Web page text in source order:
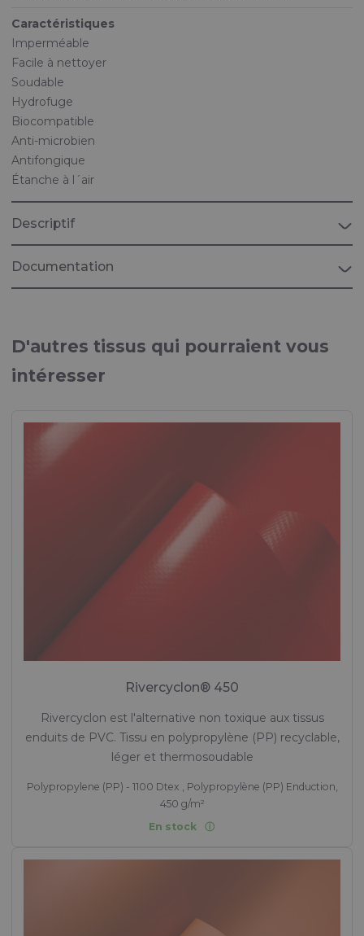
Caractéristiques
Imperméable
Facile à nettoyer
Soudable
Hydrofuge
Biocompatible
Anti-microbien
Antifongique
Étanche à l´air
Descriptif
Documentation
D'autres tissus qui pourraient vous
intéresser
Rivercyclon® 450
Rivercyclon est l'alternative non toxique aux tissus
enduits de PVC. Tissu en polypropylène (PP) recyclable,
léger et thermosoudable
Polypropylene (PP) - 1100 Dtex , Polypropylène (PP) Enduction,
450 g/m²
En stock